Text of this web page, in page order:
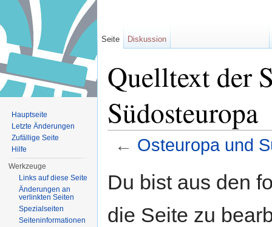
Quelltext der
Südosteuropa
← Osteuropa und
Du bist aus den
die Seite zu
Seite Diskussion
Hauptseite
Letzte Änderungen
Zufällige Seite
Hilfe
Werkzeuge
Links auf diese Seite
Änderungen an
verlinkten Seiten
Spezialseiten
Seiten­informationen